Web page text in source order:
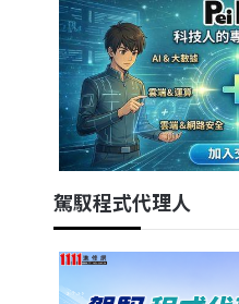
駕馭程式代理人